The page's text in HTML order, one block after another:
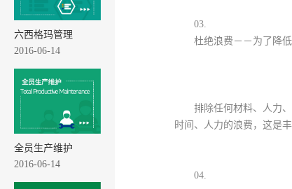
六西格玛管理
2016-06-14
全员生产维护
2016-06-14
03.
杜绝浪费－－为了降
排除任何材料、人力
时间、人力的浪费，这是
04.